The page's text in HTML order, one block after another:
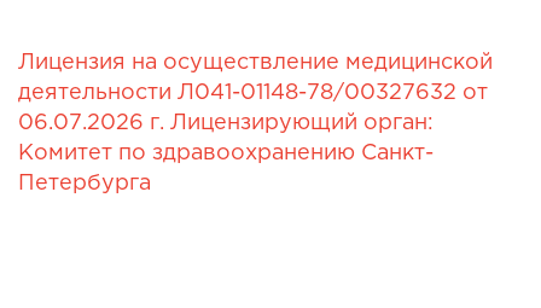
Лицензия на осуществление медицинской
деятельности Л041-01148-78/00327632 от
06.07.2026 г. Лицензирующий орган:
Комитет по здравоохранению Санкт-
Петербурга